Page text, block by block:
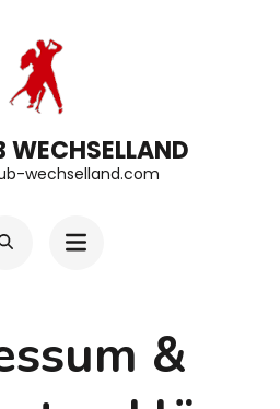
WECHSELLAND
wechselland.com
&